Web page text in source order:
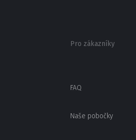
Pro zákazníky
FAQ
Naše pobočky